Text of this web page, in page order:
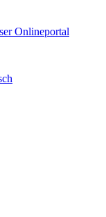
Onlineportal